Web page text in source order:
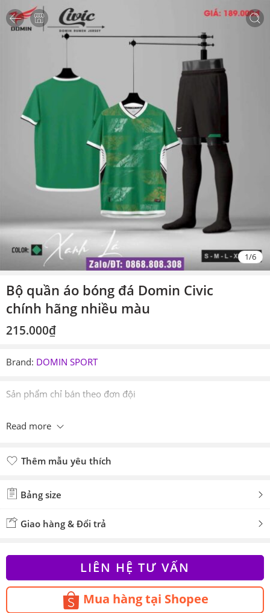
1/6
Bộ quần áo bóng đá Domin Civic
chính hãng nhiều màu
215.000₫
Brand: DOMIN SPORT
Sản phẩm chỉ bán theo đơn đội
Read more
Thêm mẫu yêu thích
Bảng size
Giao hàng & Đổi trả
LIÊN HỆ TƯ VẤN
Mua hàng tại Shopee